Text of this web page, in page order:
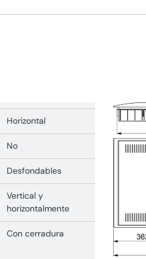
Horizontal
No
Desfondables
Vertical y
horizontalmente
Con cerradura